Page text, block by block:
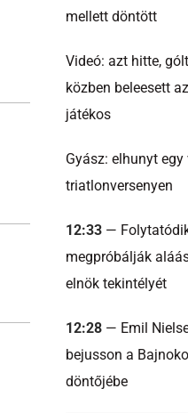
mellett döntött
Videó: azt hitte,
közben beleesett
játékos
Gyász: elhunyt
triatlonversenyen
12:33 —
megpróbálják
elnök tekintélyét
12:28 — Emil
bejusson a
döntőjébe